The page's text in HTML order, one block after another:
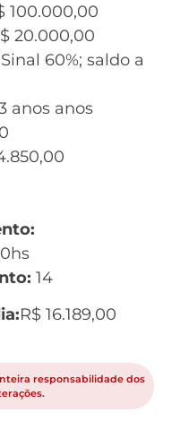
100.000,00
20.000,00
Sinal 60%; saldo a
anos anos
14
R$ 16.189,00
responsabilidade dos